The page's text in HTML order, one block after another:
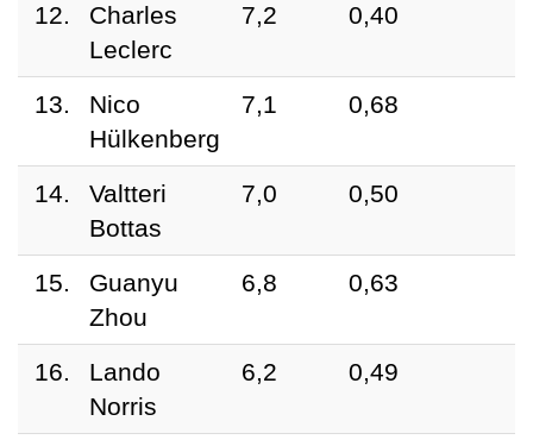
12.
Charles
Leclerc
7,2 0,40
13.
Nico
Hülkenberg
7,1 0,68
14.
Valtteri
Bottas
7,0 0,50
15.
Guanyu
Zhou
6,8 0,63
16.
Lando
Norris
6,2 0,49